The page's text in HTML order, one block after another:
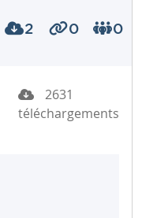
2 0 0
2631
téléchargements